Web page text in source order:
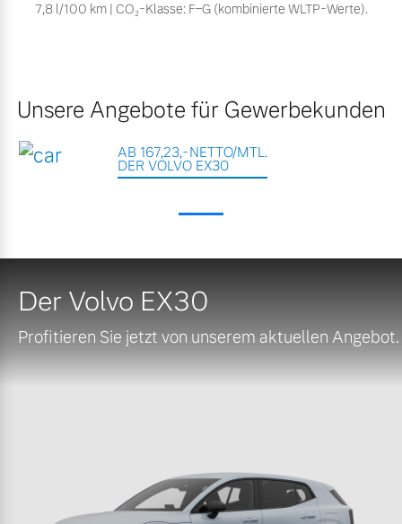
7,8 l/100 km | CO₂-Klasse: F–G (kombinierte WLTP-Werte).
Unsere Angebote für Gewerbekunden
AB 167,23,-NETTO/MTL.
DER VOLVO EX30
Der Volvo EX30
Profitieren Sie jetzt von unserem aktuellen Angebot.